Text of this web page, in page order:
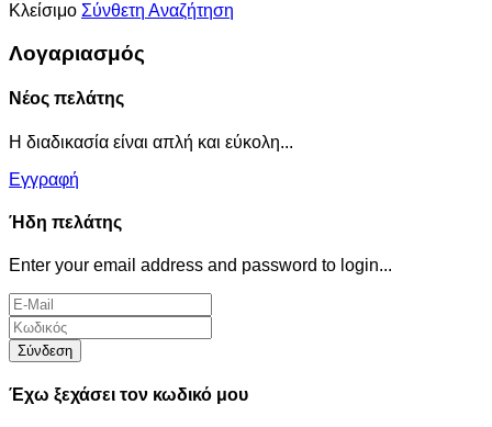
Κλείσιμο Σύνθετη Αναζήτηση
Λογαριασμός
Νέος πελάτης
Η διαδικασία είναι απλή και εύκολη...
Εγγραφή
Ήδη πελάτης
Enter your email address and password to login...
Σύνδεση
Έχω ξεχάσει τον κωδικό μου